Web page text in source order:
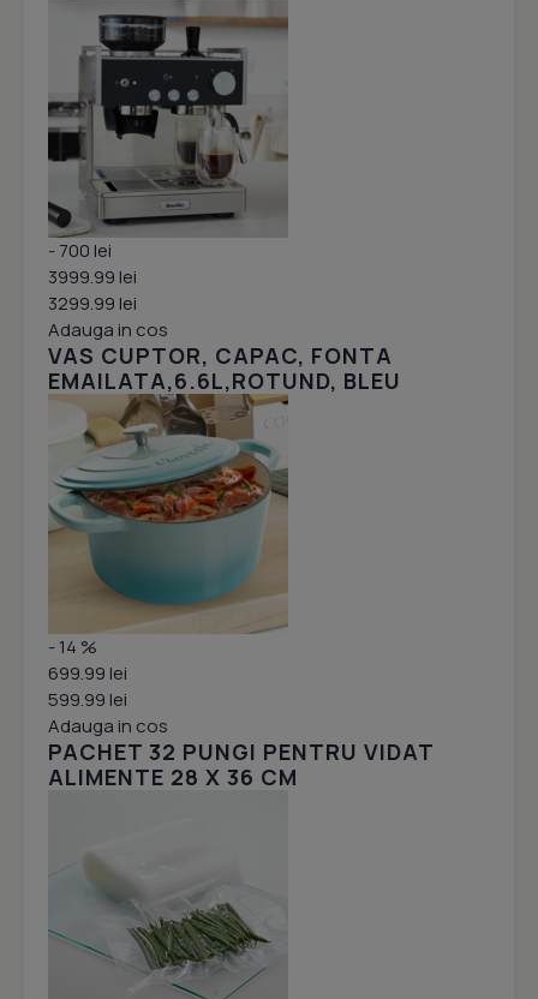
- 700 lei
3999.99 lei
3299.99 lei
Adauga in cos
VAS CUPTOR, CAPAC, FONTA
EMAILATA,6.6L,ROTUND, BLEU
- 14 %
699.99 lei
599.99 lei
Adauga in cos
PACHET 32 PUNGI PENTRU VIDAT
ALIMENTE 28 X 36 CM